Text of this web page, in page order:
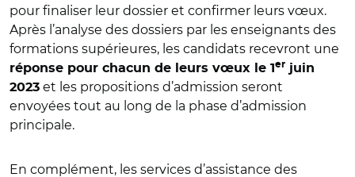
pour finaliser leur dossier et confirmer leurs vœux.
Après l’analyse des dossiers par les enseignants des
formations supérieures, les candidats recevront une
réponse pour chacun de leurs vœux le 1 er juin
2023 et les propositions d’admission seront
envoyées tout au long de la phase d’admission
principale.
En complément, les services d’assistance des